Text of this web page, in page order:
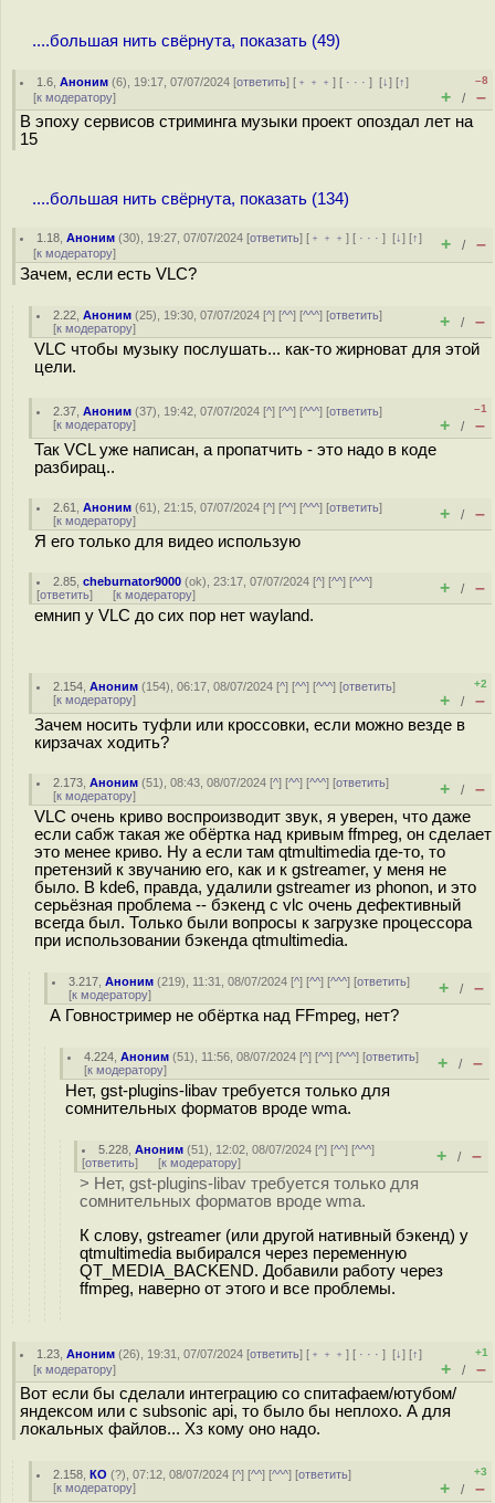
....большая нить свёрнута, показать (49)
1.6 ,Аноним (6), 19:17, 07/07/2024 [ответить] [ ﹢﹢﹢] [ · · ·][↓] [↑]
[к модератору]
–8
+ / –
В эпоху сервисов стриминга музыки проект опоздал лет на
15
....большая нить свёрнута, показать (134)
1.18 ,Аноним (30), 19:27, 07/07/2024 [ответить] [ ﹢﹢﹢] [ · · ·][↓] [↑]
[к модератору] + / –
Зачем, если есть VLC?
2.22 ,Аноним (25), 19:30, 07/07/2024 [^] [^^] [^^^] [ответить]
[к модератору] + / –
VLC чтобы музыку послушать... как-то жирноват для этой
цели.
2.37 ,Аноним (37), 19:42, 07/07/2024 [^] [^^] [^^^] [ответить]
[к модератору]
–1
+ / –
Так VCL уже написан, а пропатчить - это надо в коде
разбирац..
2.61 ,Аноним (61), 21:15, 07/07/2024 [^] [^^] [^^^] [ответить]
[к модератору] + / –
Я его только для видео использую
2.85 ,cheburnator9000 (ok), 23:17, 07/07/2024 [^] [^^] [^^^]
[ответить] [к модератору] + / –
емнип у VLC до сих пор нет wayland.
2.154 ,Аноним (154), 06:17, 08/07/2024 [^] [^^] [^^^] [ответить]
[к модератору]
+2
+ / –
Зачем носить туфли или кроссовки, если можно везде в
кирзачах ходить?
2.173 ,Аноним (51), 08:43, 08/07/2024 [^] [^^] [^^^] [ответить]
[к модератору] + / –
VLC очень криво воспроизводит звук, я уверен, что даже
если сабж такая же обёртка над кривым ffmpeg, он сделает
это менее криво. Ну а если там qtmultimedia где-то, то
претензий к звучанию его, как и к gstreamer, у меня не
было. В kde6, правда, удалили gstreamer из phonon, и это
серьёзная проблема -- бэкенд с vlc очень дефективный
всегда был. Только были вопросы к загрузке процессора
при использовании бэкенда qtmultimedia.
3.217 ,Аноним (219), 11:31, 08/07/2024 [^] [^^] [^^^] [ответить]
[к модератору] + / –
А Говностример не обёртка над FFmpeg, нет?
4.224 ,Аноним (51), 11:56, 08/07/2024 [^] [^^] [^^^] [ответить]
[к модератору] + / –
Нет, gst-plugins-libav требуется только для
сомнительных форматов вроде wma.
5.228 ,Аноним (51), 12:02, 08/07/2024 [^] [^^] [^^^]
[ответить] [к модератору] + / –
> Нет, gst-plugins-libav требуется только для
сомнительных форматов вроде wma.
К слову, gstreamer (или другой нативный бэкенд) у
qtmultimedia выбирался через переменную
QT_MEDIA_BACKEND. Добавили работу через
ffmpeg, наверно от этого и все проблемы.
1.23 ,Аноним (26), 19:31, 07/07/2024 [ответить] [ ﹢﹢﹢] [ · · ·][↓] [↑]
[к модератору]
+1
+ / –
Вот если бы сделали интеграцию со спитафаем/ютубом/
яндексом или с subsonic api, то было бы неплохо. А для
локальных файлов... Хз кому оно надо.
2.158 ,КО (?), 07:12, 08/07/2024 [^] [^^] [^^^] [ответить]
[к модератору]
+3
+ / –